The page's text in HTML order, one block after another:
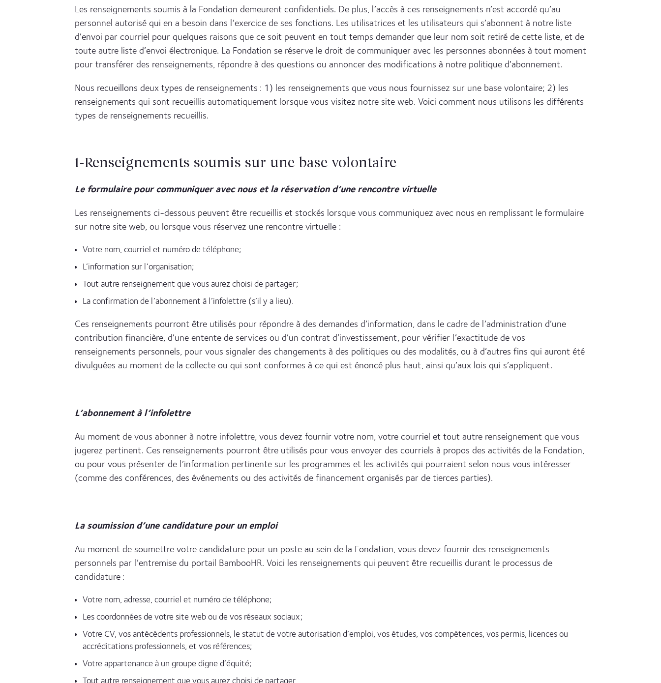
Les renseignements soumis à la Fondation demeurent confidentiels. De plus, l’accès à ces renseignements n’est accordé qu’au
personnel autorisé qui en a besoin dans l’exercice de ses fonctions. Les utilisatrices et les utilisateurs qui s’abonnent à notre liste
d’envoi par courriel pour quelques raisons que ce soit peuvent en tout temps demander que leur nom soit retiré de cette liste, et de
toute autre liste d’envoi électronique. La Fondation se réserve le droit de communiquer avec les personnes abonnées à tout moment
pour transférer des renseignements, répondre à des questions ou annoncer des modifications à notre politique d’abonnement.
Nous recueillons deux types de renseignements : 1) les renseignements que vous nous fournissez sur une base volontaire; 2) les
renseignements qui sont recueillis automatiquement lorsque vous visitez notre site web. Voici comment nous utilisons les différents
types de renseignements recueillis.
1-Renseignements soumis sur une base volontaire
Le formulaire pour communiquer avec nous et la réservation d’une rencontre virtuelle
Les renseignements ci-dessous peuvent être recueillis et stockés lorsque vous communiquez avec nous en remplissant le formulaire
sur notre site web, ou lorsque vous réservez une rencontre virtuelle :
Votre nom, courriel et numéro de téléphone;
L’information sur l’organisation;
Tout autre renseignement que vous aurez choisi de partager;
La confirmation de l’abonnement à l’infolettre (s’il y a lieu).
Ces renseignements pourront être utilisés pour répondre à des demandes d’information, dans le cadre de l’administration d’une
contribution financière, d’une entente de services ou d’un contrat d’investissement, pour vérifier l’exactitude de vos
renseignements personnels, pour vous signaler des changements à des politiques ou des modalités, ou à d’autres fins qui auront été
divulguées au moment de la collecte ou qui sont conformes à ce qui est énoncé plus haut, ainsi qu’aux lois qui s’appliquent.
L’abonnement à l’infolettre
Au moment de vous abonner à notre infolettre, vous devez fournir votre nom, votre courriel et tout autre renseignement que vous
jugerez pertinent. Ces renseignements pourront être utilisés pour vous envoyer des courriels à propos des activités de la Fondation,
ou pour vous présenter de l’information pertinente sur les programmes et les activités qui pourraient selon nous vous intéresser
(comme des conférences, des événements ou des activités de financement organisés par de tierces parties).
La soumission d’une candidature pour un emploi
Au moment de soumettre votre candidature pour un poste au sein de la Fondation, vous devez fournir des renseignements
personnels par l’entremise du portail BambooHR. Voici les renseignements qui peuvent être recueillis durant le processus de
candidature :
Votre nom, adresse, courriel et numéro de téléphone;
Les coordonnées de votre site web ou de vos réseaux sociaux;
Votre CV, vos antécédents professionnels, le statut de votre autorisation d’emploi, vos études, vos compétences, vos permis, licences ou
accréditations professionnels, et vos références;
Votre appartenance à un groupe digne d’équité;
Tout autre renseignement que vous aurez choisi de partager.